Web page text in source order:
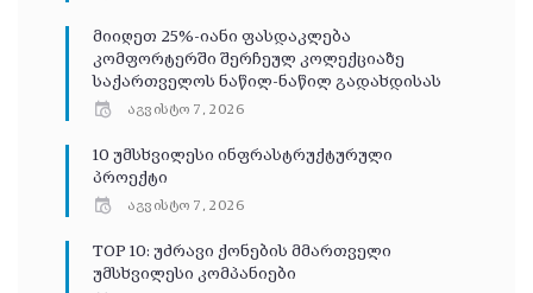
მიიღეთ 25%-იანი ფასდაკლება
კომფორტერში შერჩეულ კოლექციაზე
საქართველოს ნაწილ-ნაწილ გადახდისას
აგვისტო 7, 2026
10 უმსხვილესი ინფრასტრუქტურული
პროექტი
აგვისტო 7, 2026
TOP 10: უძრავი ქონების მმართველი
უმსხვილესი კომპანიები